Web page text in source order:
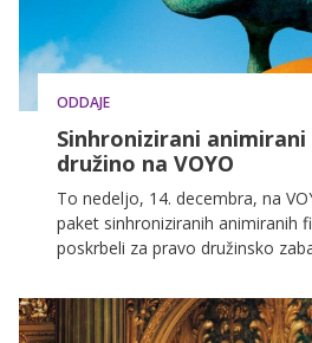
ODDAJE
Sinhronizirani
družino na VOYO
To nedeljo, 14. decembra, na
paket sinhroniziranih animiranih
poskrbeli za pravo družinsko
sredi gozda, pustolovščine
kuščarjev ter Spužijeva